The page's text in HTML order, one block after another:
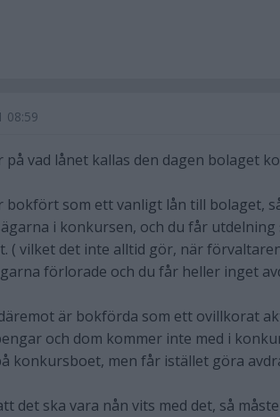
08:59
på vad lånet kallas den dagen bolaget
bokfört som ett vanligt lån till bolaget,
i konkursen, och du får utdelning
( vilket det inte alltid gör, när
förlorade och du får heller inget
är bokförda som ett ovillkorat
och dom kommer inte med i
konkursboet, men får istället göra
det ska vara nån vits med det, så